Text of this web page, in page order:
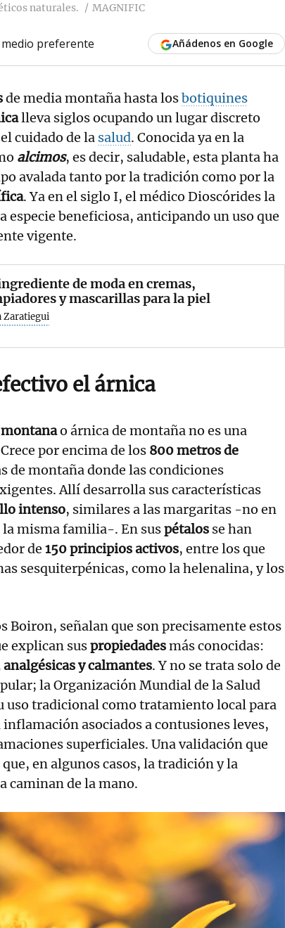
naturales. MAGNIFIC
preferente Añádenos en Google
de media montaña hasta losbotiquines
lleva siglos ocupando un lugar discreto
cuidado de la salud. Conocida ya en la
alcimos, es decir, saludable, esta planta ha
avalada tanto por la tradición como por la
. Ya en el siglo I, el médico Dioscórides la
especie beneficiosa, anticipando un uso que
vigente.
de moda en cremas,
y mascarillas para la piel
Zaratiegui
el árnica
o árnica de montaña no es una
por encima de los 800 metrosde
de montaña donde las condiciones
Allí desarrolla sus características
intenso, similares a las margaritas -no en
la misma familia-. En suspétalos se han
de 150 principios activos, entre los que
sesquiterpénicas, como la helenalina, y los
Boiron, señalan que son precisamente estos
explican suspropiedadesmás conocidas:
y calmantes. Y no se trata solo de
la Organización Mundial de la Salud
uso tradicional como tratamiento local para
asociados a contusiones leves,
superficiales. Una validación que
en algunos casos, la tradición y la
caminan de la mano.